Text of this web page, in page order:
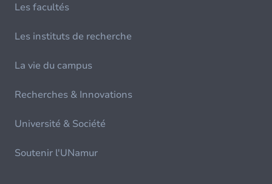
Les facultés
Les instituts de recherche
La vie du campus
Recherches & Innovations
Université & Société
Soutenir l'UNamur